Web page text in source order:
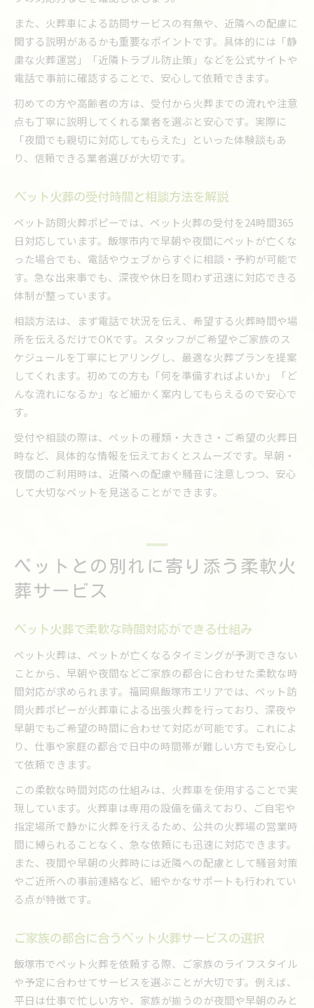
また、火葬車による訪問サービスの有無や、近隣への配慮に
関する説明があるかも重要なポイントです。具体的には「静
粛な火葬運営」「近隣トラブル防止策」などを公式サイトや
電話で事前に確認することで、安心して依頼できます。
初めての方や高齢者の方は、受付から火葬までの流れや注意
点も丁寧に説明してくれる業者を選ぶと安心です。実際に
「夜間でも親切に対応してもらえた」といった体験談もあ
り、信頼できる業者選びが大切です。
ペット火葬の受付時間と相談方法を解説
ペット訪問火葬ポピーでは、ペット火葬の受付を24時間365
日対応しています。飯塚市内で早朝や夜間にペットが亡くな
った場合でも、電話やウェブからすぐに相談・予約が可能で
す。急な出来事でも、深夜や休日を問わず迅速に対応できる
体制が整っています。
相談方法は、まず電話で状況を伝え、希望する火葬時間や場
所を伝えるだけでOKです。スタッフがご希望やご家族のス
ケジュールを丁寧にヒアリングし、最適な火葬プランを提案
してくれます。初めての方も「何を準備すればよいか」「ど
んな流れになるか」など細かく案内してもらえるので安心で
す。
受付や相談の際は、ペットの種類・大きさ・ご希望の火葬日
時など、具体的な情報を伝えておくとスムーズです。早朝・
夜間のご利用時は、近隣への配慮や騒音に注意しつつ、安心
して大切なペットを見送ることができます。
ペットとの別れに寄り添う柔軟火
葬サービス
ペット火葬で柔軟な時間対応ができる仕組み
ペット火葬は、ペットが亡くなるタイミングが予測できない
ことから、早朝や夜間などご家族の都合に合わせた柔軟な時
間対応が求められます。福岡県飯塚市エリアでは、ペット訪
問火葬ポピーが火葬車による出張火葬を行っており、深夜や
早朝でもご希望の時間に合わせて対応が可能です。これによ
り、仕事や家庭の都合で日中の時間帯が難しい方でも安心し
て依頼できます。
この柔軟な時間対応の仕組みは、火葬車を使用することで実
現しています。火葬車は専用の設備を備えており、ご自宅や
指定場所で静かに火葬を行えるため、公共の火葬場の営業時
間に縛られることなく、急な依頼にも迅速に対応できます。
また、夜間や早朝の火葬時には近隣への配慮として騒音対策
やご近所への事前連絡など、細やかなサポートも行われてい
る点が特徴です。
ご家族の都合に合うペット火葬サービスの選択
飯塚市でペット火葬を依頼する際、ご家族のライフスタイル
や予定に合わせてサービスを選ぶことが大切です。例えば、
平日は仕事で忙しい方や、家族が揃うのが夜間や早朝のみと